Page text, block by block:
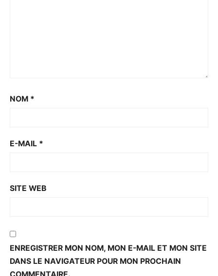
NOM *
E-MAIL *
SITE WEB
ENREGISTRER MON NOM, MON E-MAIL ET MON SITE
DANS LE NAVIGATEUR POUR MON PROCHAIN